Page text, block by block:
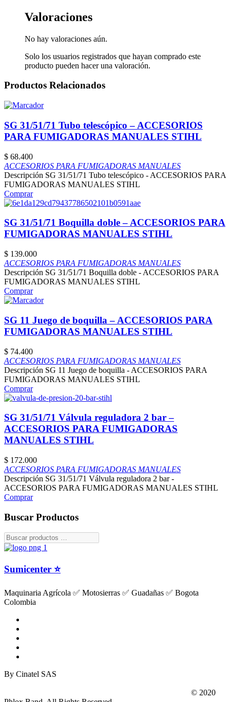
Valoraciones
No hay valoraciones aún.
Solo los usuarios registrados que hayan comprado este
producto pueden hacer una valoración.
Productos Relacionados
SG 31/51/71 Tubo telescópico – ACCESORIOS
PARA FUMIGADORAS MANUALES STIHL
$ 68.400
ACCESORIOS PARA FUMIGADORAS MANUALES
Descripción SG 31/51/71 Tubo telescópico - ACCESORIOS PARA
FUMIGADORAS MANUALES STIHL
Comprar
SG 31/51/71 Boquilla doble – ACCESORIOS PARA
FUMIGADORAS MANUALES STIHL
$ 139.000
ACCESORIOS PARA FUMIGADORAS MANUALES
Descripción SG 31/51/71 Boquilla doble - ACCESORIOS PARA
FUMIGADORAS MANUALES STIHL
Comprar
SG 11 Juego de boquilla – ACCESORIOS PARA
FUMIGADORAS MANUALES STIHL
$ 74.400
ACCESORIOS PARA FUMIGADORAS MANUALES
Descripción SG 11 Juego de boquilla - ACCESORIOS PARA
FUMIGADORAS MANUALES STIHL
Comprar
SG 31/51/71 Válvula reguladora 2 bar –
ACCESORIOS PARA FUMIGADORAS
MANUALES STIHL
$ 172.000
ACCESORIOS PARA FUMIGADORAS MANUALES
Descripción SG 31/51/71 Válvula reguladora 2 bar -
ACCESORIOS PARA FUMIGADORAS MANUALES STIHL
Comprar
Buscar Productos
Sumicenter ⭐
Maquinaria Agrícola ✅ Motosierras ✅ Guadañas ✅ Bogota
Colombia
By Cinatel SAS
© 2020